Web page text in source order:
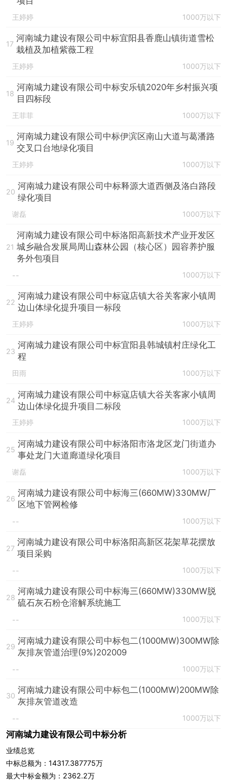
王婷婷 1000万以下
17
河南城力建设有限公司中标宜阳县香鹿山镇街道雪松
栽植及加植紫薇工程
王婷婷 1000万以下
18
河南城力建设有限公司中标安乐镇2020年乡村振兴项
目四标段
王菲菲 1000万以下
19
河南城力建设有限公司中标伊滨区南山大道与葛潘路
交叉口台地绿化项目
王婷婷 1000万以下
20
河南城力建设有限公司中标释源大道西侧及洛白路段
绿化项目
谢磊 1000万以下
21
河南城力建设有限公司中标洛阳高新技术产业开发区
城乡融合发展局周山森林公园（核心区）园容养护服
务外包项目
-- 1000万以下
22
河南城力建设有限公司中标寇店镇大谷关客家小镇周
边山体绿化提升项目一标段
王婷婷 1000万以下
23
河南城力建设有限公司中标宜阳县韩城镇村庄绿化工
程
田雨 1000万以下
24
河南城力建设有限公司中标寇店镇大谷关客家小镇周
边山体绿化提升项目二标段
王婷婷 1000万以下
25
河南城力建设有限公司中标洛阳市洛龙区龙门街道办
事处龙门大道廊道绿化项目
谢磊 1000万以下
26
河南城力建设有限公司中标海三(660MW)330MW厂
区地下管网检修
-- 1000万以下
27
河南城力建设有限公司中标洛阳高新区花架草花摆放
项目采购
-- 1000万以下
28
河南城力建设有限公司中标海三(660MW)330MW脱
硫石灰石粉仓溶解系统施工
-- 1000万以下
29
河南城力建设有限公司中标包二(1000MW)300MW除
灰排灰管道治理(9%)202009
-- 1000万以下
30
河南城力建设有限公司中标包二(1000MW)200MW除
灰排灰管道改造
-- 1000万以下
河南城力建设有限公司中标分析
业绩总览
中标总额为：14317.387775万
最大中标金额为：2362.2万